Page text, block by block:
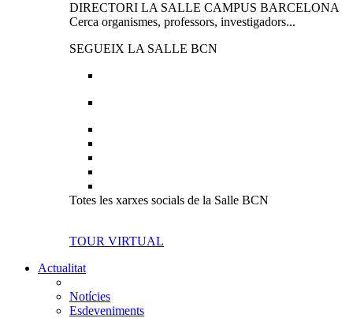
DIRECTORI LA SALLE CAMPUS BARCELONA
Cerca organismes, professors, investigadors...
SEGUEIX LA SALLE BCN
Totes les xarxes socials de la Salle BCN
TOUR VIRTUAL
Actualitat
Notícies
Esdeveniments